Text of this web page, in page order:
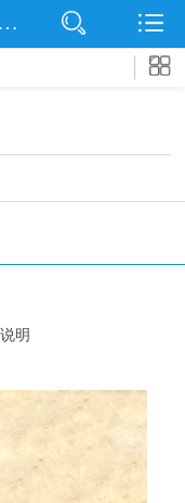
网站首页
泊头市淼鑫除尘配件销售处
明